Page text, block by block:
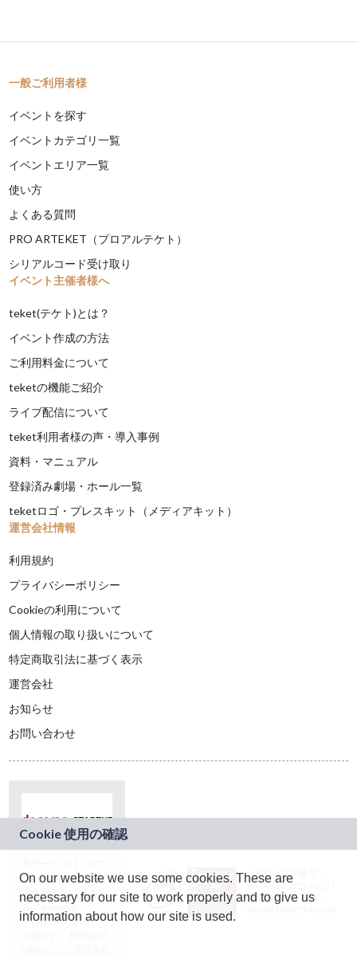
一般ご利用者様
イベントを探す
イベントカテゴリ一覧
イベントエリア一覧
使い方
よくある質問
PRO ARTEKET（プロアルテケト）
シリアルコード受け取り
イベント主催者様へ
teket(テケト)とは？
イベント作成の方法
ご利用料金について
teketの機能ご紹介
ライブ配信について
teket利用者様の声・導入事例
資料・マニュアル
登録済み劇場・ホール一覧
teketロゴ・プレスキット（メディアキット）
運営会社情報
利用規約
プライバシーポリシー
Cookieの利用について
個人情報の取り扱いについて
特定商取引法に基づく表示
運営会社
お知らせ
お問い合わせ
ドコモグループの新
規事業創出プログラ
ム「docomo
STARTUP」を通じて
JASRAC許諾番号：
9024936001Y45037
JASRAC許諾番号：
On our website we use some cookies. These are
necessary for our site to work properly and to give us
information about how our site is used.